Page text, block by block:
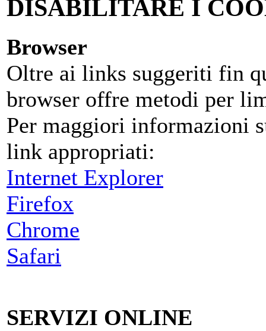
DISABILITARE I
Browser
Oltre ai links suggeriti fin
browser offre metodi per
Per maggiori informazioni
link appropriati:
Internet Explorer
Firefox
Chrome
Safari
SERVIZI ONLINE